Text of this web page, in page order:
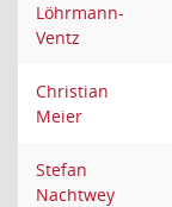
Löhrmann-
Ventz
Christian
Meier
Stefan
Nachtwey